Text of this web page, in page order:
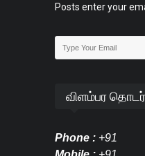
Posts enter your
விளம்பர
Phone : +91